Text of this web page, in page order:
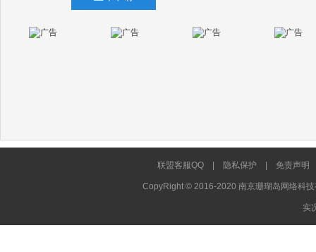
联盟客服QQ 隐私保护 免责声明
CopyRight © 2016-2020 南京珊瑚岛网络科
实